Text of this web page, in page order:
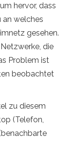
hervor, dass
an welches
gesehen.
die
Problem ist
beobachtet
zu diesem
(Telefon,